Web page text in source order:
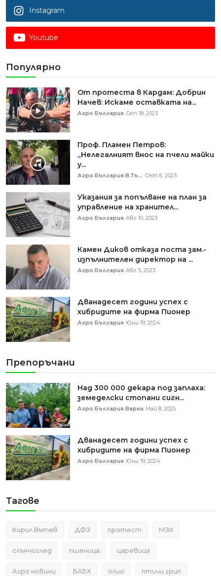
Instagram
Youtube
Популярно
От протеста в Кардам: Добрин
Начев: Искаме оставката на...
Агро България Сеп 18, 2023
Проф. Пламен Петров:
„Нелегалният внос на пчели майки
у...
Агро България В.Тъ... Окт 6, 2023
Указания за попълване на план за
управление на хранител...
Агро България Авг 10, 2023
Камен Диков отказа поста зам.-
изпълнителен директор на ...
Агро България Авг 5, 2023
Дванадесет години успех с
хибридите на фирма Пионер
Агро България Юни 19, 2024
Препоръчани
Над 300 000 декара под заплаха:
земеделски стопани сигн...
Агро България Варна Май 8, 2025
Дванадесет години успех с
хибридите на фирма Пионер
Агро България Юни 19, 2024
Тагове
Кирил Вътев ДФЗ протест МЗХ
слънчоглед пшеница царевица
Агро новини БАБХ олио птичи грип